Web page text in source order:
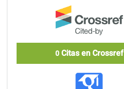
0Citas en Crossref